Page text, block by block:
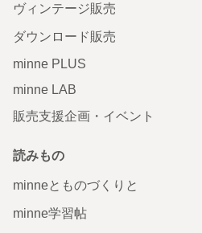
ヴィンテージ販売
ダウンロード販売
minne PLUS
minne LAB
販売支援企画・イベント
読みもの
minneとものづくりと
minne学習帖